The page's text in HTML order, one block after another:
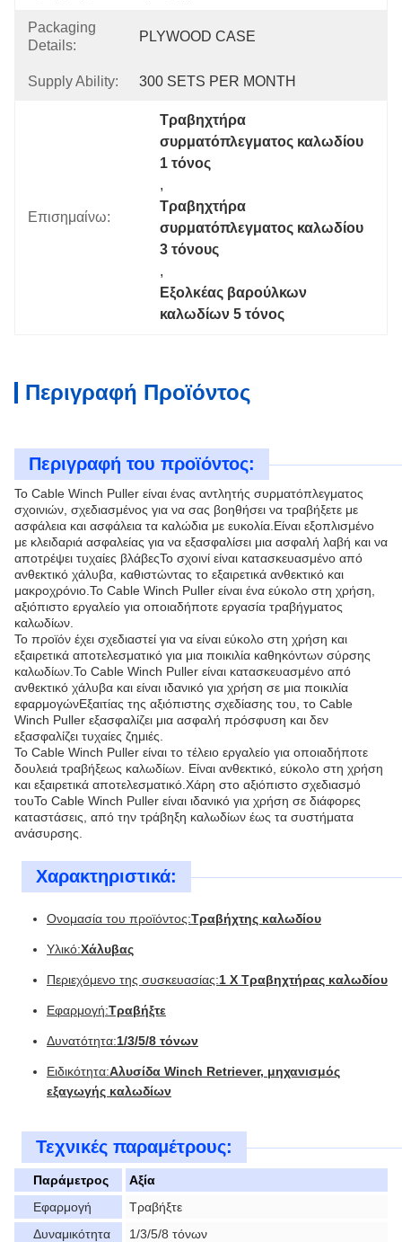
Packaging
Details:
PLYWOOD CASE
Supply Ability: 300 SETS PER MONTH
Επισημαίνω:
Τραβηχτήρα
συρματόπλεγματος καλωδίου
1 τόνος
,
Τραβηχτήρα
συρματόπλεγματος καλωδίου
3 τόνους
,
Εξολκέας βαρούλκων
καλωδίων 5 τόνος
Περιγραφή Προϊόντος
Περιγραφή του προϊόντος:
Το Cable Winch Puller είναι ένας αντλητής συρματόπλεγματος
σχοινιών, σχεδιασμένος για να σας βοηθήσει να τραβήξετε με
ασφάλεια και ασφάλεια τα καλώδια με ευκολία.Είναι εξοπλισμένο
με κλειδαριά ασφαλείας για να εξασφαλίσει μια ασφαλή λαβή και να
αποτρέψει τυχαίες βλάβεςΤο σχοινί είναι κατασκευασμένο από
ανθεκτικό χάλυβα, καθιστώντας το εξαιρετικά ανθεκτικό και
μακροχρόνιο.Το Cable Winch Puller είναι ένα εύκολο στη χρήση,
αξιόπιστο εργαλείο για οποιαδήποτε εργασία τραβήγματος
καλωδίων.
Το προϊόν έχει σχεδιαστεί για να είναι εύκολο στη χρήση και
εξαιρετικά αποτελεσματικό για μια ποικιλία καθηκόντων σύρσης
καλωδίων.Το Cable Winch Puller είναι κατασκευασμένο από
ανθεκτικό χάλυβα και είναι ιδανικό για χρήση σε μια ποικιλία
εφαρμογώνΕξαιτίας της αξιόπιστης σχεδίασης του, το Cable
Winch Puller εξασφαλίζει μια ασφαλή πρόσφυση και δεν
εξασφαλίζει τυχαίες ζημιές.
Το Cable Winch Puller είναι το τέλειο εργαλείο για οποιαδήποτε
δουλειά τραβήξεως καλωδίων. Είναι ανθεκτικό, εύκολο στη χρήση
και εξαιρετικά αποτελεσματικό.Χάρη στο αξιόπιστο σχεδιασμό
τουΤο Cable Winch Puller είναι ιδανικό για χρήση σε διάφορες
καταστάσεις, από την τράβηξη καλωδίων έως τα συστήματα
ανάσυρσης.
Χαρακτηριστικά:
Ονομασία του προϊόντος:Τραβήχτης καλωδίου
Υλικό:Χάλυβας
Περιεχόμενο της συσκευασίας:1 X Τραβηχτήρας καλωδίου
Εφαρμογή:Τραβήξτε
Δυνατότητα:1/3/5/8 τόνων
Ειδικότητα:Αλυσίδα Winch Retriever, μηχανισμός
εξαγωγής καλωδίων
Τεχνικές παραμέτρους:
Παράμετρος
Αξία
Εφαρμογή
Τραβήξτε
Δυναμικότητα
1/3/5/8 τόνων